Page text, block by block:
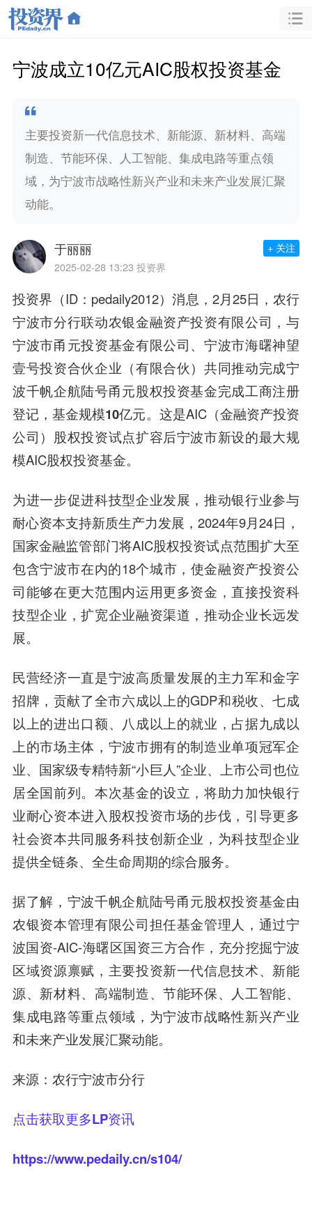
宁波成立10亿元AIC股权投资基金
主要投资新一代信息技术、新能源、新材料、高端
制造、节能环保、人工智能、集成电路等重点领
域，为宁波市战略性新兴产业和未来产业发展汇聚
动能。
于丽丽
2025-02-28 13:23 投资界
+ 关注
投资界（ID：pedaily2012）消息，2月25日，农行
宁波市分行联动农银金融资产投资有限公司，与
宁波市甬元投资基金有限公司、宁波市海曙神望
壹号投资合伙企业（有限合伙）共同推动完成宁
波千帆企航陆号甬元股权投资基金完成工商注册
登记，基金规模10亿元。这是AIC（金融资产投资
公司）股权投资试点扩容后宁波市新设的最大规
模AIC股权投资基金。
为进一步促进科技型企业发展，推动银行业参与
耐心资本支持新质生产力发展，2024年9月24日，
国家金融监管部门将AIC股权投资试点范围扩大至
包含宁波市在内的18个城市，使金融资产投资公
司能够在更大范围内运用更多资金，直接投资科
技型企业，扩宽企业融资渠道，推动企业长远发
展。
民营经济一直是宁波高质量发展的主力军和金字
招牌，贡献了全市六成以上的GDP和税收、七成
以上的进出口额、八成以上的就业，占据九成以
上的市场主体，宁波市拥有的制造业单项冠军企
业、国家级专精特新“小巨人”企业、上市公司也位
居全国前列。本次基金的设立，将助力加快银行
业耐心资本进入股权投资市场的步伐，引导更多
社会资本共同服务科技创新企业，为科技型企业
提供全链条、全生命周期的综合服务。
据了解，宁波千帆企航陆号甬元股权投资基金由
农银资本管理有限公司担任基金管理人，通过宁
波国资-AIC-海曙区国资三方合作，充分挖掘宁波
区域资源禀赋，主要投资新一代信息技术、新能
源、新材料、高端制造、节能环保、人工智能、
集成电路等重点领域，为宁波市战略性新兴产业
和未来产业发展汇聚动能。
来源：农行宁波市分行
点击获取更多LP资讯
https://www.pedaily.cn/s104/